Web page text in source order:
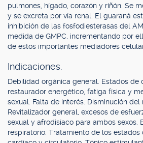
pulmones, hígado, corazón y riñón. Se
y se excreta por vía renal. El guaraná
inhibición de las fosfodiesterasas del
medida de GMPC, incrementando por
de estos importantes mediadores
Indicaciones.
Debilidad orgánica general. Estados de
restaurador energético, fatiga física y
sexual. Falta de interés. Disminución del
Revitalizador general, excesos de
sexual y afrodisíaco para ambos sexos.
respiratorio. Tratamiento de los estados